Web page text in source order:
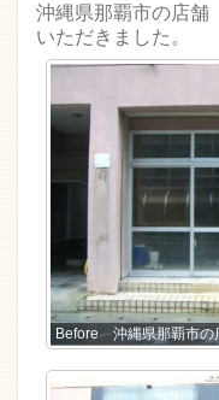
沖縄県那覇市の店舗
いただきました。
Before 沖縄県那覇市の